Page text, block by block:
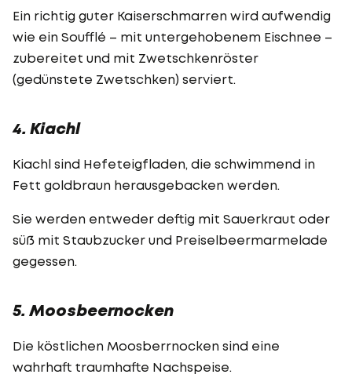
Ein richtig guter Kaiserschmarren wird aufwendig
wie ein Soufflé – mit untergehobenem Eischnee –
zubereitet und mit Zwetschkenröster
(gedünstete Zwetschken) serviert.
4. Kiachl
Kiachl sind Hefeteigfladen, die schwimmend in
Fett goldbraun herausgebacken werden.
Sie werden entweder deftig mit Sauerkraut oder
süß mit Staubzucker und Preiselbeermarmelade
gegessen.
5. Moosbeernocken
Die köstlichen Moosberrnocken sind eine
wahrhaft traumhafte Nachspeise.